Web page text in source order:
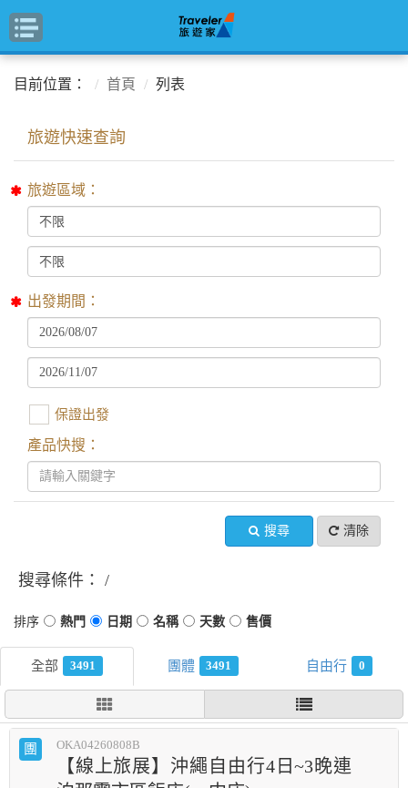
目前位置： 首頁 列表
旅遊區域：
出發期間：
保證出發
產品快搜：
搜尋 清除
搜尋條件：
3491 3491 0
團 OKA04260808B
【線上旅展】沖繩自由行4日~3晚連